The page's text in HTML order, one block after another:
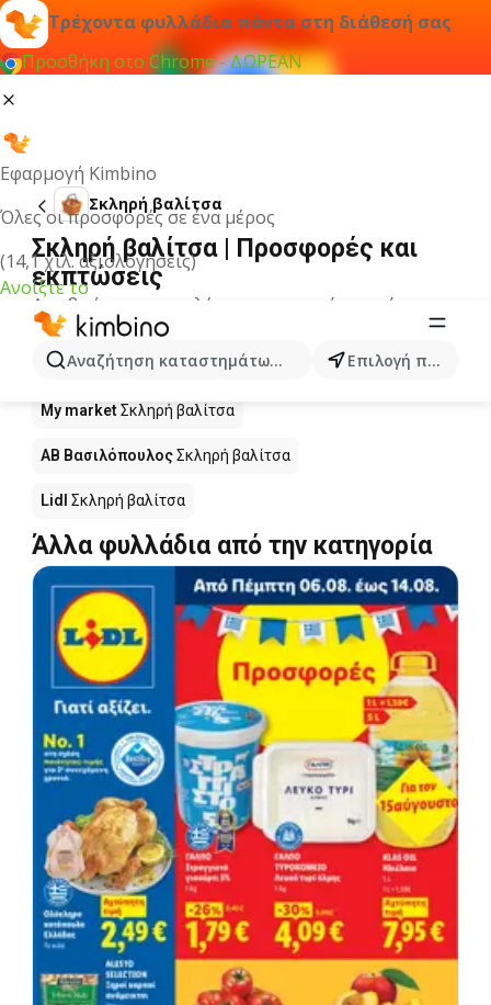
Τρέχοντα φυλλάδια πάντα στη διάθεσή σας
Προσθήκη στο Chrome - ΔΩΡΕΑΝ
Εφαρμογή Kimbino
Όλες οι προσφορές σε ένα μέρος
(14,1 χιλ. αξιολογήσεις)
Ανοίξτε το
Αναζήτηση καταστημάτων, κατηγοριών, προϊόντων...
Επιλογή πόλης
Σκληρή βαλίτσα
Σκληρή βαλίτσα | Προσφορές και
εκπτώσεις
Δεν βρήκαμε αποτελέσματα για αυτόν τον όρο.
Σκληρή βαλίτσα σε προσφορά - Πού
να αγοράσετε;
My marketΣκληρή βαλίτσα
ΑΒ ΒασιλόπουλοςΣκληρή βαλίτσα
Lidl Σκληρή βαλίτσα
Άλλα φυλλάδια από την κατηγορία